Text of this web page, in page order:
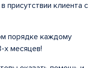
присутствии клиента с
порядке каждому
х месяцев!